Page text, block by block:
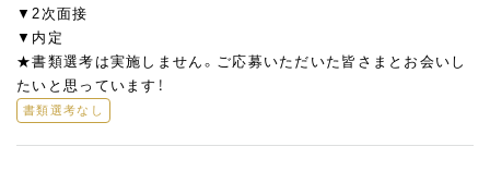
▼2次面接
▼内定
★書類選考は実施しません。ご応募いただいた皆さまとお会いし
たいと思っています！
書類選考なし